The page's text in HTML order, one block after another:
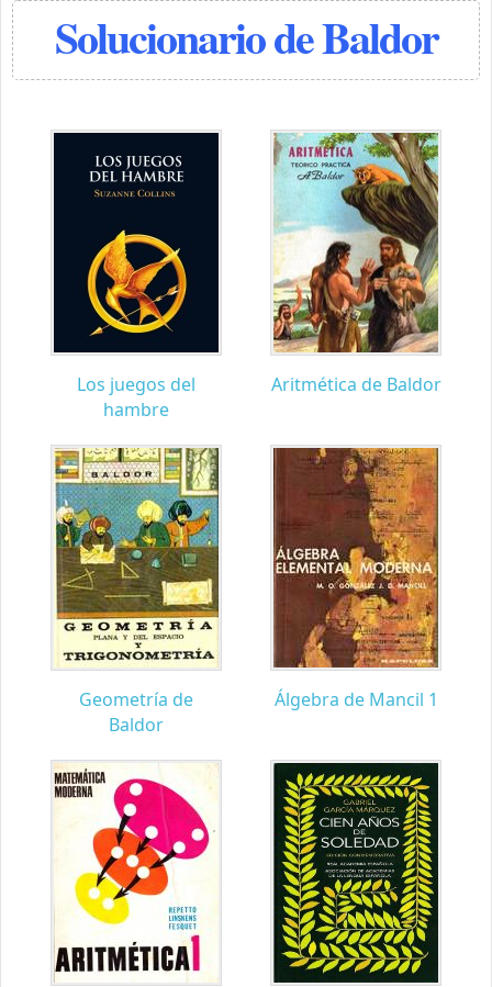
Solucionario de Baldor
Los juegos del
hambre
Aritmética de Baldor
Geometría de
Baldor
Álgebra de Mancil 1